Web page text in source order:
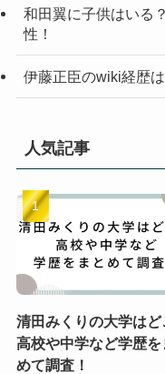
和田翼に子供はいる
性！
伊藤正臣のwiki経歴
人気記事
清田みくりの大学はど
高校や中学など学歴を
めて調査！